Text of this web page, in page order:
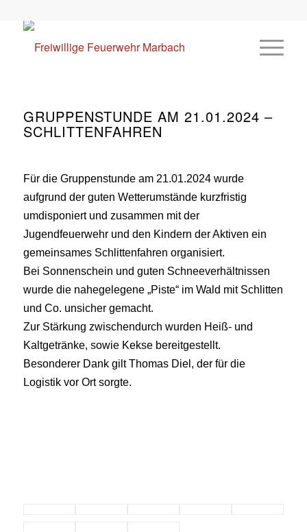
GRUPPENSTUNDE AM 21.01.2024 –
SCHLITTENFAHREN
Für die Gruppenstunde am 21.01.2024 wurde
aufgrund der guten Wetterumstände kurzfristig
umdisponiert und zusammen mit der
Jugendfeuerwehr und den Kindern der Aktiven ein
gemeinsames Schlittenfahren organisiert.
Bei Sonnenschein und guten Schneeverhältnissen
wurde die nahegelegene „Piste“ im Wald mit Schlitten
und Co. unsicher gemacht.
Zur Stärkung zwischendurch wurden Heiß- und
Kaltgetränke, sowie Kekse bereitgestellt.
Besonderer Dank gilt Thomas Diel, der für die
Logistik vor Ort sorgte.